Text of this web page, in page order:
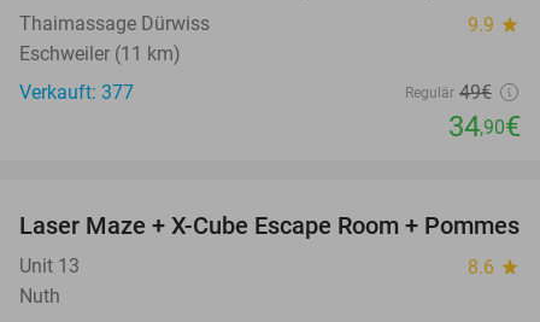
Thaimassage Dürwiss 9.9 star
Eschweiler (11 km)
Verkauft: 377
Regulär 49€
34,90€
39%
Laser Maze + X-Cube Escape Room + Pommes
Unit 13 8.6 star
Nuth